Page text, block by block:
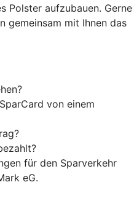
Polster aufzubauen. Gerne
gemeinsam mit Ihnen das
von einem
für den Sparverkehr
eG.